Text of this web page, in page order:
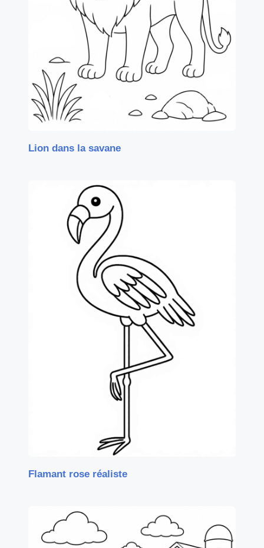
Lion dans la savane
Flamant rose réaliste